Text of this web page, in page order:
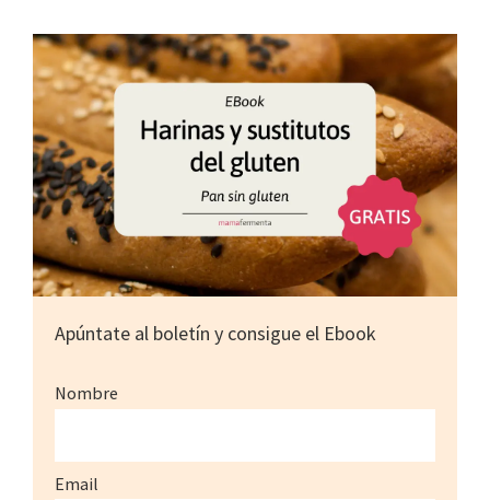
Apúntate al boletín y consigue el Ebook
Nombre
Email